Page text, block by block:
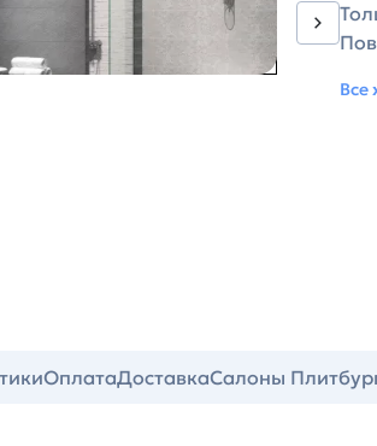
Все
ОплатаДоставкаСалоны